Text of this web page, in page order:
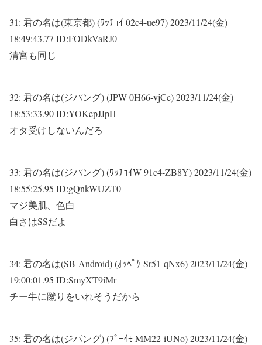
31: 君の名は(東京都) (ﾜｯﾁｮｲ 02c4-ue97)2023/11/24(金)
18:49:43.77 ID:FODkVaRJ0
清宮も同じ
32: 君の名は(ジパング) (JPW 0H66-vjCc)2023/11/24(金)
18:53:33.90 ID:YOKepJJpH
オタ受けしないんだろ
33: 君の名は(ジパング) (ﾜｯﾁｮｲW 91c4-ZB8Y)2023/11/24(金)
18:55:25.95 ID:gQnkWUZT0
マジ美肌、色白
白さはSSだよ
34: 君の名は(SB-Android) (ｵｯﾍﾟｹ Sr51-qNx6)2023/11/24(金)
19:00:01.95 ID:SmyXT9iMr
チー牛に蹴りをいれそうだから
35: 君の名は(ジパング) (ﾌﾞｰｲﾓ MM22-iUNo)2023/11/24(金)